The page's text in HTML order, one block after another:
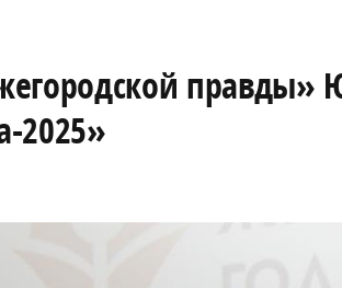
правды»
2025»